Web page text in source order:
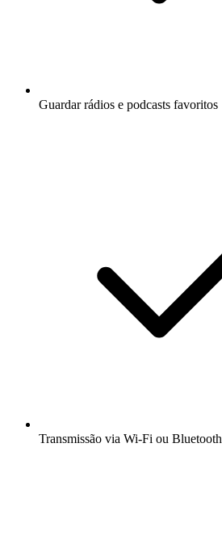
Guardar rádios e podcasts favoritos
Transmissão via Wi-Fi ou Bluetooth